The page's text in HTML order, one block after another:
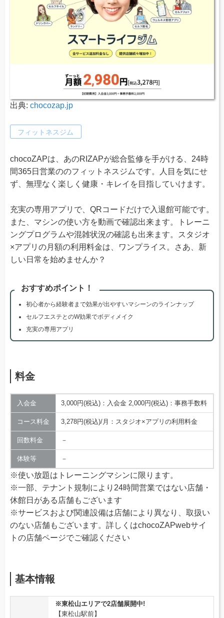
出典: chocozap.jp
フィットネスジム
chocoZAPは、あのRIZAPが総合監修を手がける、24時
間365日営業ののフィットネスジムです。人目を気にせ
ず、無理なく楽しく健康・キレイを目指していけます。
充実の専用アプリで、QRコードだけで入退館可能です。
また、マシンの使い方を動画で確認出来ます。トレーニ
ングプログラムや混雑状況の確認も出来ます。スタジオ
×アプリの月額の利用料金は、ワンプライス。さあ、新
しい日常を始めませんか？
おすすめポイント！
初心者から経験者まで効果が出やすいマシーンのラインナップ
セルフエステとのW効果でボディメイク
充実の専用アプリ
料金
入会金 3,000円(税込)：入会金 2,000円(税込)：事務手数料
コース料金 3,278円(税込)/月：スタジオ×アプリの利用料金
回数料金 －
体験等 －
※使い放題はトレーニングマシンに限ります。
※一部、テナント規制により24時間営業ではない店舗・
休館日がある店舗もございます
※サービスおよび関連設備は店舗により異なり、取扱い
のない店舗もございます。詳しくはchocoZAPwebサイ
トの店舗ページでご確認ください
基本情報
※東松山エリアで2店舗展開中!
【東松山駅前】